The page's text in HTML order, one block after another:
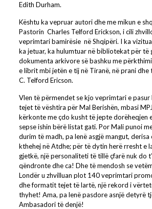
Edith Durham.
Kështu ka vepruar autori dhe me mikun e
Pastorin Charles Telford Erickson, i cili
veprimtari bamirësie në Shqipëri. I ka
ka jetuar, ka hulumtuar në bibliotekat për të
dokumenta arkivore së bashku me
e librit mbi jetën e tij në Tiranë, në prani
C. Telford Ericson.
Vlen të përmendet se kjo veprimtari e pasur
tejet të vështira për Mal Berishën, mbasi
kërkonte me çdo kusht të jepte dorëheqjen
sepse ishin bërë listat gati. Por Mali punoi
durim të madh, pa lenë asgjë mangut, derisa
kthehej në Atdhe; për të dytin herë rresht e
gjetkë, një personaliteti të tillë çfarë nuk do
qëndronte dhe ca! Dhe të mendosh se
Londër u zhvilluan plot 140 veprimtari
dhe formatit tejet të lartë, një rekord i
thyhet! Ama, pa lenë pasdore asnjë detyrë
Ambasadori të denjë!